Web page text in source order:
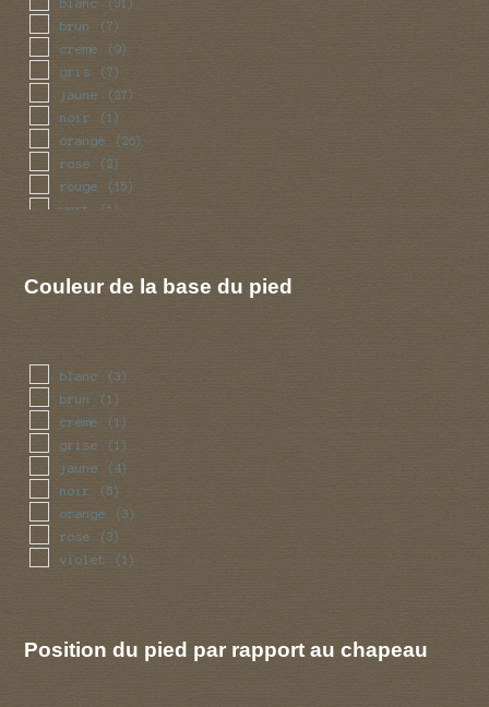
(31)
brun (7)
creme (9)
gris (7)
jaune (27)
noir (1)
orange (26)
rose (2)
rouge (15)
vert (1)
Couleur de la base du pied
blanc (3)
brun (1)
creme (1)
grise (1)
jaune (4)
noir (5)
orange (3)
rose (3)
violet (1)
Position du pied par rapport au chapeau